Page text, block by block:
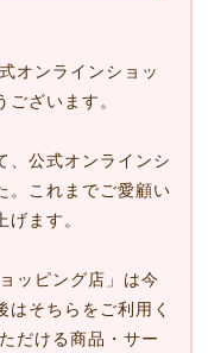
オンラインショッ
ざいます。
、公式オンラインシ
。これまでご愛顧い
ます。
ッピング店」は今
はそちらをご利用く
だける商品・サー